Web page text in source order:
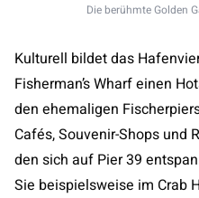
Die berühmte Golden
Kulturell bildet das
Fisherman’s Wharf einen
den ehemaligen
Cafés, Souvenir-Shops und
den sich auf Pier 39
Sie beispielsweise im Crab